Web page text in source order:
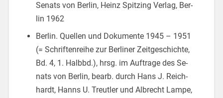
Se­nats von Ber­lin, Heinz Spit­zing Ver­lag, Ber­
lin 1962
Ber­lin. Quel­len und Do­ku­men­te 1945 – 1951
(= Schrif­ten­rei­he zur Ber­li­ner Zeit­ge­schich­te,
Bd. 4, 1. Halbbd.), hrsg. im Auf­tra­ge des Se­
nats von Ber­lin, bearb. durch Hans J. Reich­
hardt, Hanns U. Treut­ler und Al­brecht Lampe,